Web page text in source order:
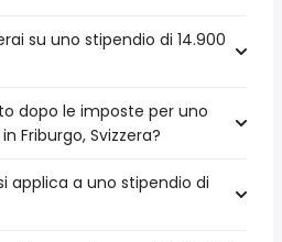
su uno stipendio di 14.900
dopo le imposte per uno
Friburgo, Svizzera?
applica a uno stipendio di